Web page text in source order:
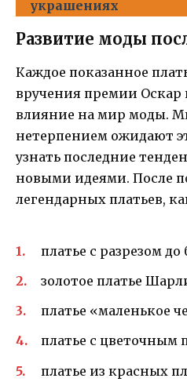
украшениях
Развитие моды
Каждое показанное
вручения премии Оскар
влияние на мир моды.
нетерпением ожидают
узнать последние
новыми идеями. После
легендарных платьев,
платье с разрезом
золотое платье
платье «маленькое
платье с цветочным
платье из красных